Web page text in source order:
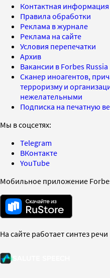
Контактная информация
Правила обработки
Реклама в журнале
Реклама на сайте
Условия перепечатки
Архив
Вакансии в Forbes Russia
Сканер иноагентов,
терроризму и
нежелательными
Подписка на печатную
Мы в соцсетях:
Telegram
ВКонтакте
YouTube
Мобильное приложение
На сайте работает синтез речи